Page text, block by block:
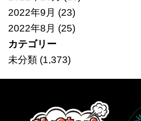
2022年9月 (23)
2022年8月 (25)
カテゴリー
未分類(1,373)